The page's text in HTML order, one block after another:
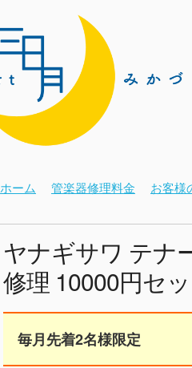
ホーム 管楽器修理料金 お客様
ヤナギサワ テナ
修理 10000円セ
毎月先着2名様限定